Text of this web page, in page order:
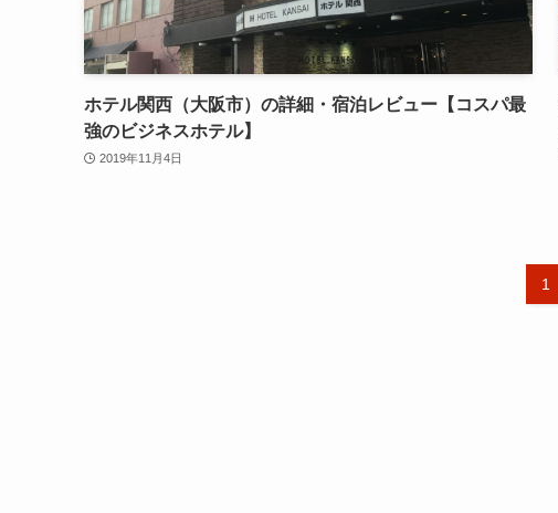
ホテル関西（大阪市）の詳細・宿泊レビュー【コスパ最
強のビジネスホテル】
2019年11月4日
1